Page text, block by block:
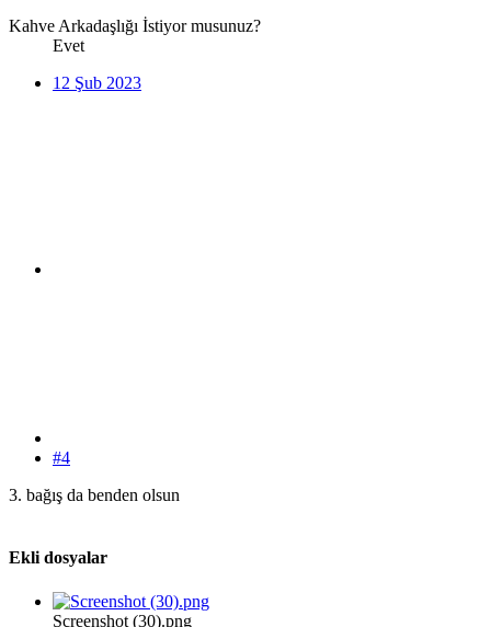
Kahve Arkadaşlığı İstiyor musunuz?
Evet
12 Şub 2023
#4
3. bağış da benden olsun
Ekli dosyalar
Screenshot (30).png